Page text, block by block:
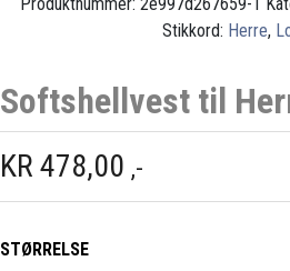
Stikkord: Herre,
Softshellvest til
KR 478,00 ,-
STØRRELSE